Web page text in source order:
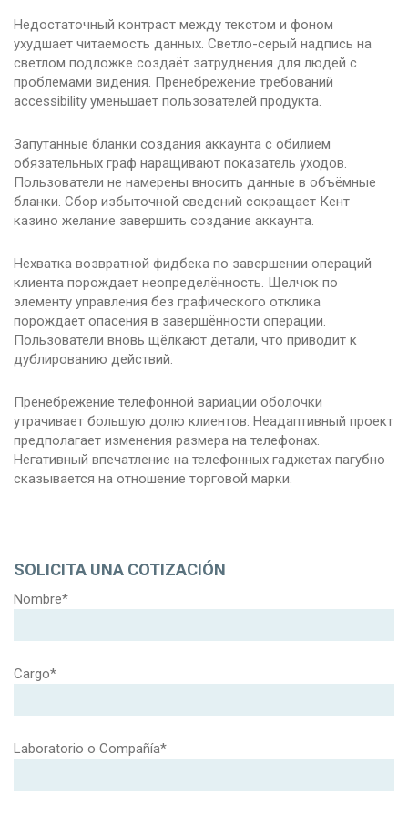
Недостаточный контраст между текстом и фоном
ухудшает читаемость данных. Светло-серый надпись на
светлом подложке создаёт затруднения для людей с
проблемами видения. Пренебрежение требований
accessibility уменьшает пользователей продукта.
Запутанные бланки создания аккаунта с обилием
обязательных граф наращивают показатель уходов.
Пользователи не намерены вносить данные в объёмные
бланки. Сбор избыточной сведений сокращает Кент
казино желание завершить создание аккаунта.
Нехватка возвратной фидбека по завершении операций
клиента порождает неопределённость. Щелчок по
элементу управления без графического отклика
порождает опасения в завершённости операции.
Пользователи вновь щёлкают детали, что приводит к
дублированию действий.
Пренебрежение телефонной вариации оболочки
утрачивает большую долю клиентов. Неадаптивный проект
предполагает изменения размера на телефонах.
Негативный впечатление на телефонных гаджетах пагубно
сказывается на отношение торговой марки.
SOLICITA UNA COTIZACIÓN
Nombre*
Cargo*
Laboratorio o Compañía*